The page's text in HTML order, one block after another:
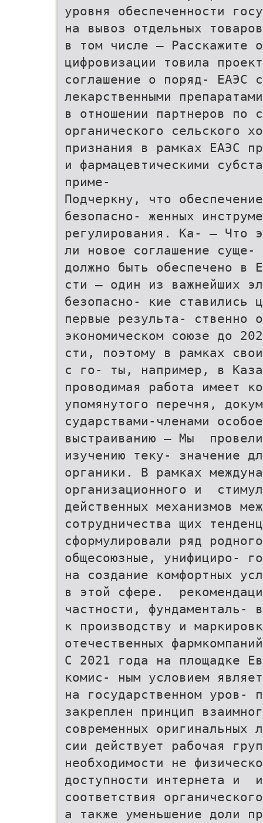
уровня обеспеченности
на вывоз отдельных
в том числе —
цифровизации товила
соглашение о поряд- ЕАЭС
лекарственными препаратами
в отношении партнеров по
органического сельского
признания в рамках ЕАЭС
и фармацевтическими
приме-
Подчеркну, что
безопасно- женных
регулирования. Ка- — Что
ли новое соглашение
должно быть обеспечено в
сти — один из важнейших
безопасно- кие ставились
первые результа- ственно
экономическом союзе до
сти, поэтому в рамках
с го- ты, например, в
проводимая работа имеет
упомянутого перечня,
сударствами-членами
выстраиванию — Мы
изучению теку- значение
органики. В рамках
организационного и
действенных механизмов
сотрудничества щих
сформулировали ряд
общесоюзные, унифициро-
на создание комфортных
в этой сфере.
частности, фундаменталь-
к производству и
отечественных
С 2021 года на площадке
комис- ным условием
на государственном уров-
закреплен принцип
современных оригинальных
сии действует рабочая
необходимости не
доступности интернета и
соответствия
а также уменьшение доли